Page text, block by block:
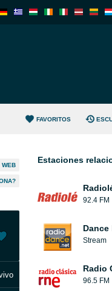
FAVORITOS
WEB
Estaciones
92.4 FM
Dance
Stream
Radio
96.5 FM